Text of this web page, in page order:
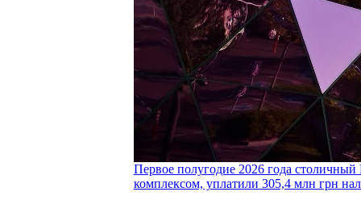
Первое полугодие 2026 года
комплексом, уплатили 305,4 млн грн